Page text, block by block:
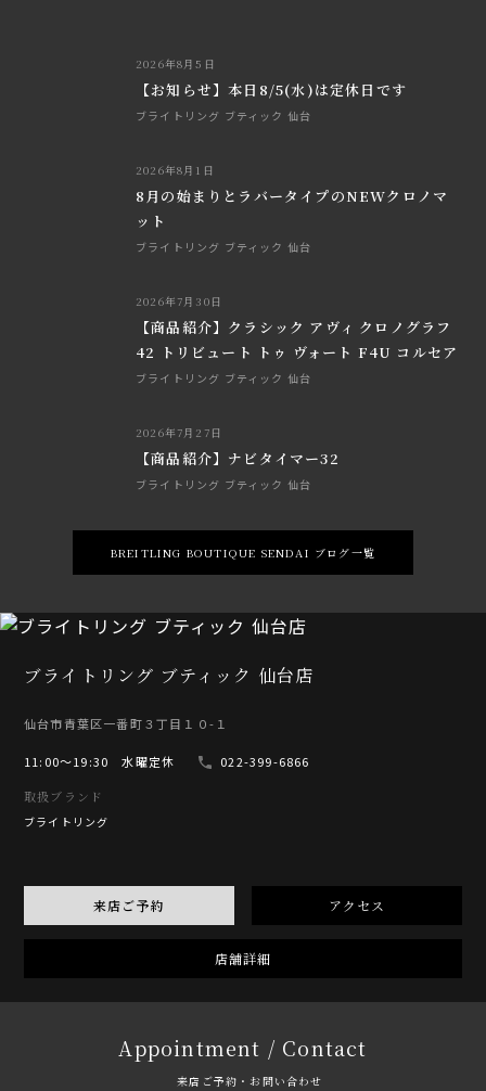
2026年8月5日
【お知らせ】本日8/5(水)は定休日です
ブライトリング ブティック 仙台
2026年8月1日
8月の始まりとラバータイプのNEWクロノマ
ット
ブライトリング ブティック 仙台
2026年7月30日
【商品紹介】クラシック アヴィ クロノグラフ
42 トリビュート トゥ ヴォート F4U コルセア
ブライトリング ブティック 仙台
2026年7月27日
【商品紹介】ナビタイマー32
ブライトリング ブティック 仙台
BREITLING BOUTIQUE SENDAI ブログ一覧
ブライトリング ブティック 仙台店
仙台市青葉区一番町３丁目１０-１
11:00〜19:30 水曜定休
022-399-6866
取扱ブランド
ブライトリング
来店ご予約 アクセス
店舗詳細
Appointment / Contact
来店ご予約・お問い合わせ